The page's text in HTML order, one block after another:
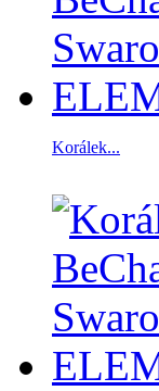
Korálek...